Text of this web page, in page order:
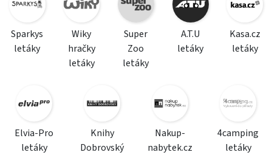
Sparkys
letáky
Wiky
hračky
letáky
Super
Zoo
letáky
A.T.U
letáky
Kasa.cz
letáky
Elvia-Pro
letáky
Knihy
Dobrovský
Nakup-
nabytek.cz
4camping
letáky